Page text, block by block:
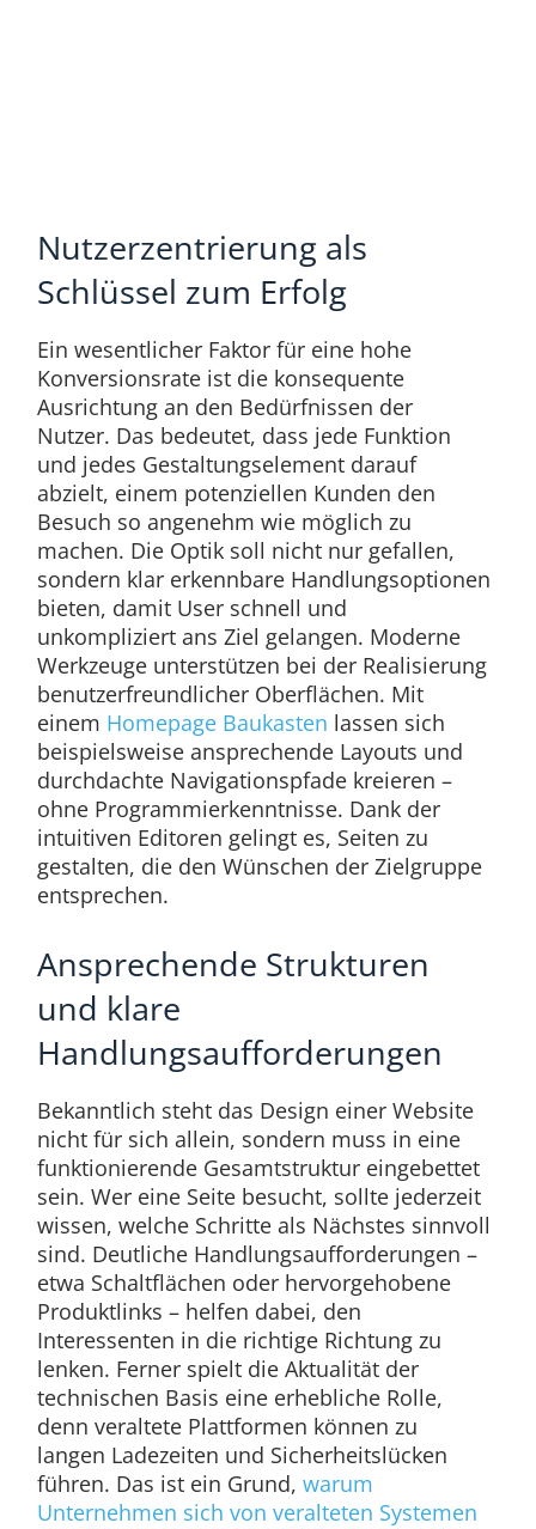
Nutzerzentrierung als
Schlüssel zum Erfolg
Ein wesentlicher Faktor für eine hohe
Konversionsrate ist die konsequente
Ausrichtung an den Bedürfnissen der
Nutzer. Das bedeutet, dass jede Funktion
und jedes Gestaltungselement darauf
abzielt, einem potenziellen Kunden den
Besuch so angenehm wie möglich zu
machen. Die Optik soll nicht nur gefallen,
sondern klar erkennbare Handlungsoptionen
bieten, damit User schnell und
unkompliziert ans Ziel gelangen. Moderne
Werkzeuge unterstützen bei der Realisierung
benutzerfreundlicher Oberflächen. Mit
einem Homepage Baukasten lassen sich
beispielsweise ansprechende Layouts und
durchdachte Navigationspfade kreieren –
ohne Programmierkenntnisse. Dank der
intuitiven Editoren gelingt es, Seiten zu
gestalten, die den Wünschen der Zielgruppe
entsprechen.
Ansprechende Strukturen
und klare
Handlungsaufforderungen
Bekanntlich steht das Design einer Website
nicht für sich allein, sondern muss in eine
funktionierende Gesamtstruktur eingebettet
sein. Wer eine Seite besucht, sollte jederzeit
wissen, welche Schritte als Nächstes sinnvoll
sind. Deutliche Handlungsaufforderungen –
etwa Schaltflächen oder hervorgehobene
Produktlinks – helfen dabei, den
Interessenten in die richtige Richtung zu
lenken. Ferner spielt die Aktualität der
technischen Basis eine erhebliche Rolle,
denn veraltete Plattformen können zu
langen Ladezeiten und Sicherheitslücken
führen. Das ist ein Grund, warum
Unternehmen sich von veralteten Systemen